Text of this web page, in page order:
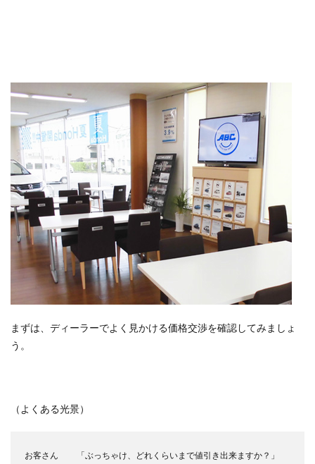
まずは、ディーラーでよく見かける価格交渉を確認してみましょ
う。
（よくある光景）
お客さん 「ぶっちゃけ、どれくらいまで値引き出来ますか？」